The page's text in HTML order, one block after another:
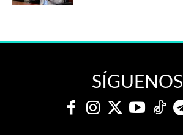
SÍGUENOS